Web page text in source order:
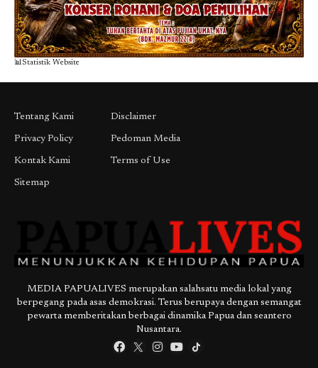
📊Statistik Website
Tentang Kami
Privacy Policy
Kontak Kami
Sitemap
Disclaimer
Pedoman Media
Terms of Use
MEDIA PAPUALIVES merupakan salahsatu media lokal yang
berpegang pada asas demokrasi. Terus berupaya dengan semangat
pewarta memberitakan berbagai dinamika Papua dan seantero
Nusantara.